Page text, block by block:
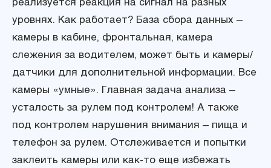
уровнях. Как работает? База сбора данных –
камеры в кабине, фронтальная, камера
слежения за водителем, может быть и камеры/
датчики для дополнительной информации. Все
камеры «умные». Главная задача анализа –
усталость за рулем под контролем! А также
под контролем нарушения внимания – пища и
телефон за рулем. Отслеживается и попытки
заклеить камеры или как-то еще избежать